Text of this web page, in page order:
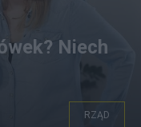
Niech
RZĄD